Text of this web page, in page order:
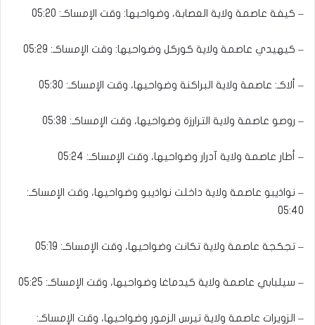
– كيفة عاصمة ولاية العصابة، وضواحيها: وقت الإمساكـ: 05:20
– كيهيدي عاصمة ولاية كوركل وضواحيها: وقت الإمساكـ: 05:29
– ألاكـ: عاصمة ولاية البراكنة وضواحيها، وقت الإمساكـ: 05:30
– روصو عاصمة ولاية الترارزة وضواحيها، وقت الإمساكـ: 05:38
– أطار عاصمة ولاية آدرار وضواحيها، وقت الإمساكـ: 05:24
– نواذيبو عاصمة ولاية داخلت نواذيبو وضواحيها، وقت الإمساكـ:
05:40
– تجكجة عاصمة ولاية تكانت وضواحيها، وقت الإمساكـ: 05:19
– سيلبابي عاصمة ولاية كيدماغا وضواحيها، وقت الإمساكـ: 05:25
– الزويرات عاصمة ولاية تيرس الزمور وضواحيها، وقت الإمساكـ: